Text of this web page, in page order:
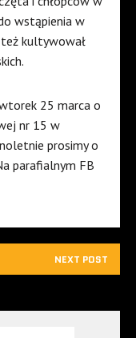
wstąpienia w
kultywował
25 marca o
nr 15 w
prosimy o
parafialnym FB
NEXT POST